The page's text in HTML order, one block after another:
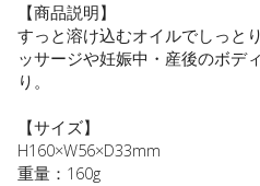
【商品説明】
すっと溶け込むオイルでしっと
ッサージや妊娠中・産後のボデ
り。
【サイズ】
H160×W56×D33mm
重量：160g